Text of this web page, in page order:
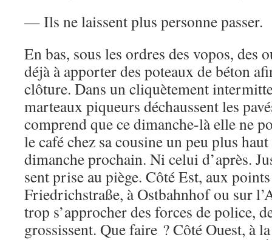
— Ils ne laissent plus personne passer.
En bas, sous les ordres des vopos, des
déjà à apporter des poteaux de béton
clôture. Dans un cliquètement
marteaux piqueurs déchaussent les
comprend que ce dimanche-là elle ne
le café chez sa cousine un peu plus
dimanche prochain. Ni celui d’après.
sent prise au piège. Côté Est, aux
Friedrichstraße, à Ostbahnhof ou sur
trop s’approcher des forces de police,
grossissent. Que faire ? Côté Ouest, à